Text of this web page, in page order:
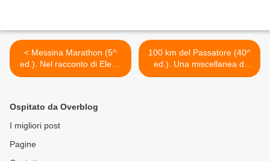
< Messina Marathon (5^
ed.). Nel racconto di Elena
Cifali, "pazzesca mamma
stelle" nei piedi e nella testa
di chi corre
100 km del Passatore (40^
ed.). Una miscellanea di
notizie utili, mentre procede
Ospitato da Overblog
I migliori post
Pagine